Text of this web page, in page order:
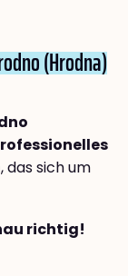
(Hrodna)
, das sich um
richtig!